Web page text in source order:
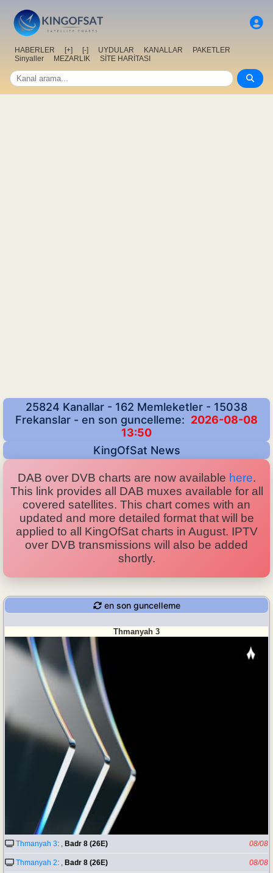
HABERLER [+] [-] UYDULAR KANALLAR
PAKETLER
Sinyaller
MEZARLIK SİTE HARİTASI
25824 Kanallar - 162 Memleketler - 15038
Frekanslar - en son guncelleme: 2026-08-08
13:50
KingOfSat News
DAB over DVB charts are now available here.
This link provides all DAB muxes available for all
covered satellites. This chart comes with an
updated and more detailed format that will be
applied to all KingOfSat charts in August. IPTV
over DVB transmissions will also be added
shortly.
en son guncelleme
Thmanyah 3
Thmanyah 3: , Badr 8 (26E) 08/08
Thmanyah 2: , Badr 8 (26E) 08/08